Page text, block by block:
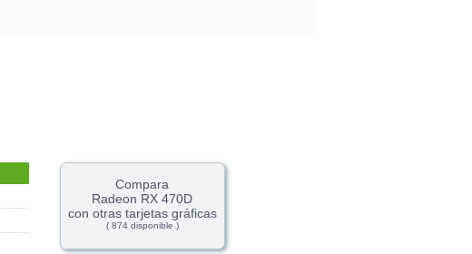
Compara
Radeon RX 470D
con otras tarjetas gráficas
( 874 disponible )